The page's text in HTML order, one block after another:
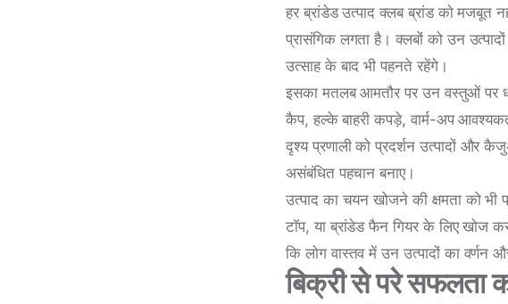
हर ब्रांडेड उत्पाद क्लब ब्रांड को मजबूत
प्रासंगिक लगता है। क्लबों को उन
उत्साह के बाद भी पहनते रहेंगे।
इसका मतलब आमतौर पर उन वस्तुओं पर
कैप, हल्के बाहरी कपड़े, वार्म-अप
दृश्य प्रणाली को प्रदर्शन उत्पादों और
असंबंधित पहचान बनाए।
उत्पाद का चयन खोजने की क्षमता को भी
टॉप, या ब्रांडेड फैन गियर के लिए खोज
कि लोग वास्तव में उन उत्पादों का वर्णन
बिक्री से परे सफलता